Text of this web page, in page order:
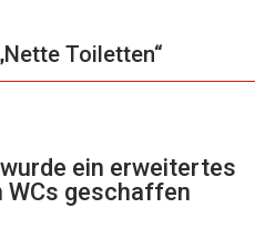
Toiletten“
ein erweitertes
geschaffen